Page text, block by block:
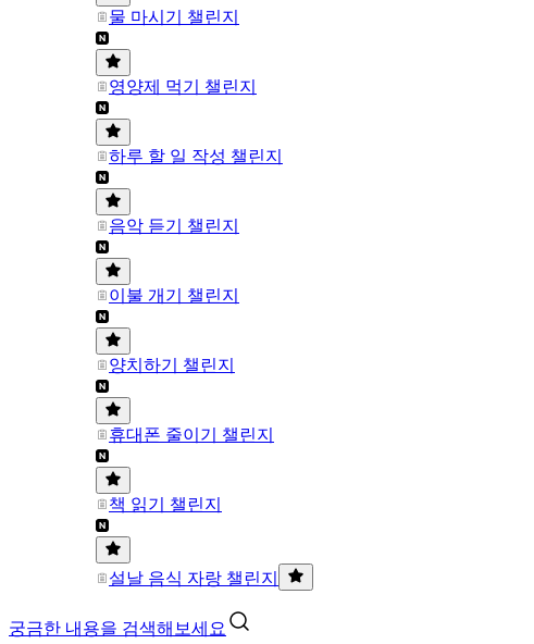
물 마시기 챌린지
영양제 먹기 챌린지
하루 할 일 작성 챌린지
음악 듣기 챌린지
이불 개기 챌린지
양치하기 챌린지
휴대폰 줄이기 챌린지
책 읽기 챌린지
설날 음식 자랑 챌린지
궁금한 내용을 검색해보세요